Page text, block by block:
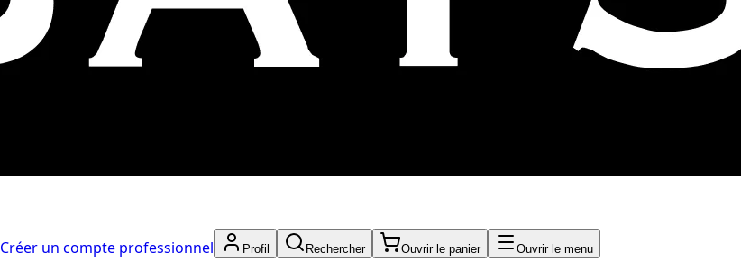
Créer un compte professionnel Profil Rechercher Ouvrir le panier Ouvrir le menu